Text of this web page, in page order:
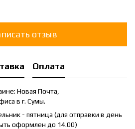
отзыв
Оплата
Новая Почта,
в г. Сумы.
- пятница (для отправки в день
оформлен до 14.00)